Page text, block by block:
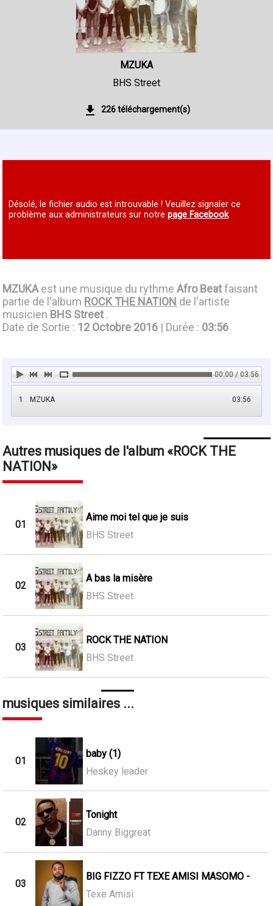
MZUKA
BHS Street
226 téléchargement(s)
Désolé, le fichier audio est introuvable ! Veuillez signaler ce
problème aux administrateurs sur notrepage Facebook
MZUKAest une musique du rythmeAfro Beatfaisant
partie de l'album ROCK THE NATION de l'artiste
musicien BHS Street .
Date de Sortie : 12 Octobre 2016 | Durée : 03:56
00:00 / 03:56
1 03:56
MZUKA
Autres musiques de l'album
ROCK THE
NATION
01
Aime moi tel que je suis
BHS Street
02
A bas la misère
BHS Street
03
ROCK THE NATION
BHS Street
musiques similaires ...
01
baby (1)
Heskey leader
02
Tonight
Danny Biggreat
03
BIG FIZZO FT TEXE AMISI MASOMO -
Texe Amisi